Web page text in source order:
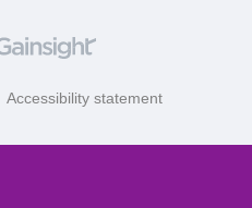
Accessibility statement